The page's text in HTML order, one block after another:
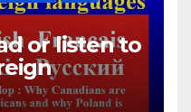
or listen to